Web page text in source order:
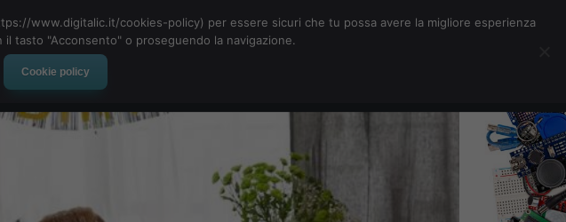
Automotive Tech-News
www.digitalic.it/cookies-policy) per essere sicuri che tu possa avere la migliore esperienza
tasto "Acconsento" o proseguendo la navigazione.
Cookie policy